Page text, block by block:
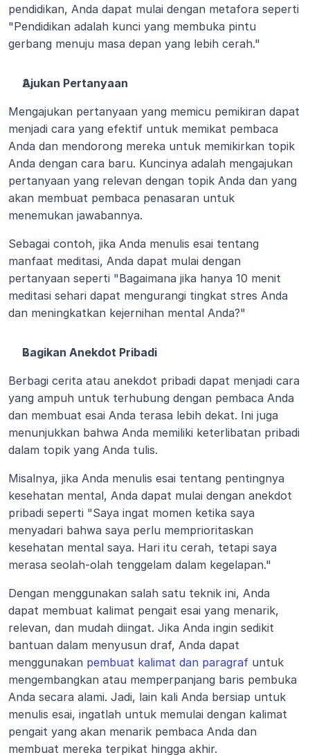
pendidikan, Anda dapat mulai dengan metafora seperti
"Pendidikan adalah kunci yang membuka pintu
gerbang menuju masa depan yang lebih cerah."
Ajukan Pertanyaan
Mengajukan pertanyaan yang memicu pemikiran dapat
menjadi cara yang efektif untuk memikat pembaca
Anda dan mendorong mereka untuk memikirkan topik
Anda dengan cara baru. Kuncinya adalah mengajukan
pertanyaan yang relevan dengan topik Anda dan yang
akan membuat pembaca penasaran untuk
menemukan jawabannya.
Sebagai contoh, jika Anda menulis esai tentang
manfaat meditasi, Anda dapat mulai dengan
pertanyaan seperti "Bagaimana jika hanya 10 menit
meditasi sehari dapat mengurangi tingkat stres Anda
dan meningkatkan kejernihan mental Anda?"
Bagikan Anekdot Pribadi
Berbagi cerita atau anekdot pribadi dapat menjadi cara
yang ampuh untuk terhubung dengan pembaca Anda
dan membuat esai Anda terasa lebih dekat. Ini juga
menunjukkan bahwa Anda memiliki keterlibatan pribadi
dalam topik yang Anda tulis.
Misalnya, jika Anda menulis esai tentang pentingnya
kesehatan mental, Anda dapat mulai dengan anekdot
pribadi seperti "Saya ingat momen ketika saya
menyadari bahwa saya perlu memprioritaskan
kesehatan mental saya. Hari itu cerah, tetapi saya
merasa seolah-olah tenggelam dalam kegelapan."
Dengan menggunakan salah satu teknik ini, Anda
dapat membuat kalimat pengait esai yang menarik,
relevan, dan mudah diingat. Jika Anda ingin sedikit
bantuan dalam menyusun draf, Anda dapat
menggunakan pembuat kalimat dan paragraf untuk
mengembangkan atau memperpanjang baris pembuka
Anda secara alami. Jadi, lain kali Anda bersiap untuk
menulis esai, ingatlah untuk memulai dengan kalimat
pengait yang akan menarik pembaca Anda dan
membuat mereka terpikat hingga akhir.